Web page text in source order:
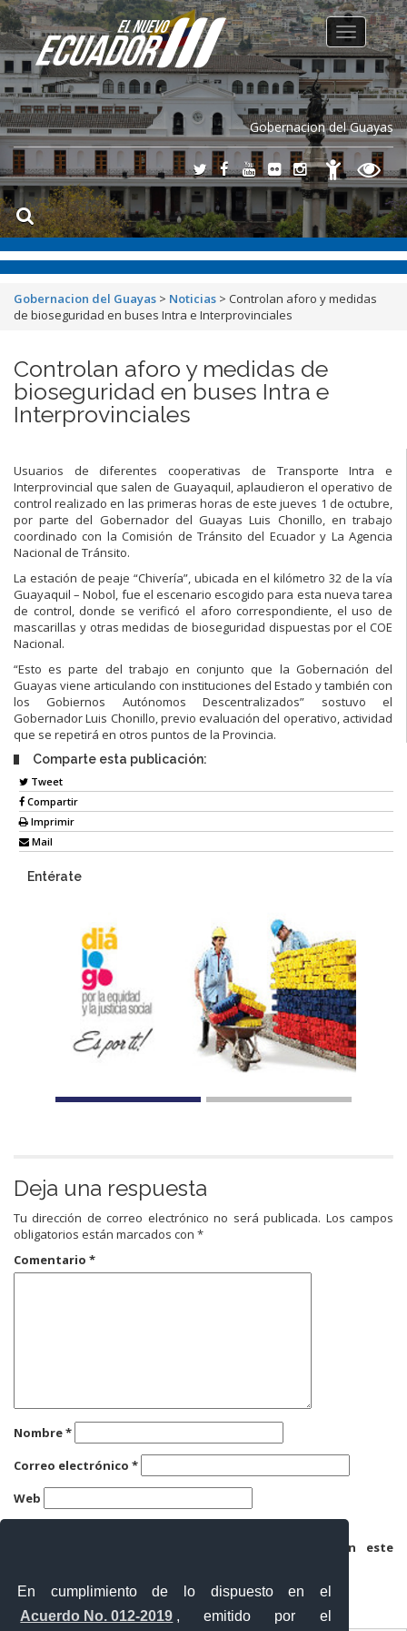
En cumplimiento de lo dispuesto en el
Acuerdo No. 012-2019 , emitido por el
Gobernacion del Guayas
Toggle
navigation
Gobernacion del Guayas > Noticias > Controlan aforo y medidas
de bioseguridad en buses Intra e Interprovinciales
Controlan aforo y medidas de
bioseguridad en buses Intra e
Interprovinciales
Usuarios de diferentes cooperativas de Transporte Intra e
Interprovincial que salen de Guayaquil, aplaudieron el operativo de
control realizado en las primeras horas de este jueves 1 de octubre,
por parte del Gobernador del Guayas Luis Chonillo, en trabajo
coordinado con la Comisión de Tránsito del Ecuador y La Agencia
Nacional de Tránsito.
La estación de peaje “Chivería”, ubicada en el kilómetro 32 de la vía
Guayaquil – Nobol, fue el escenario escogido para esta nueva tarea
de control, donde se verificó el aforo correspondiente, el uso de
mascarillas y otras medidas de bioseguridad dispuestas por el COE
Nacional.
“Esto es parte del trabajo en conjunto que la Gobernación del
Guayas viene articulando con instituciones del Estado y también con
los Gobiernos Autónomos Descentralizados” sostuvo el
Gobernador Luis Chonillo, previo evaluación del operativo, actividad
que se repetirá en otros puntos de la Provincia.
Comparte esta publicación:
Tweet
Compartir
Imprimir
Mail
Entérate
Deja una respuesta
Tu dirección de correo electrónico no será publicada. Los campos
obligatorios están marcados con *
Comentario *
Nombre*
Correo electrónico *
Web
Guarda mi nombre, correo electrónico y web en este